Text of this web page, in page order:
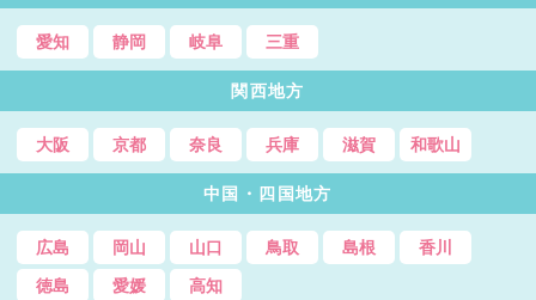
愛知 静岡 岐阜 三重
関西地方
大阪 京都 奈良 兵庫 滋賀 和歌山
中国・四国地方
広島 岡山 山口 鳥取 島根
香川
徳島
愛媛 高知